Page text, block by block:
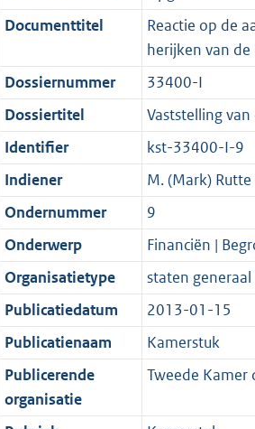
n
o
r
m
a
a
t
b
i
f
o
r
m
a
a
t
b
e
n
f
o
r
m
a
a
t
K
i
i
n
f
o
r
m
a
a
t
2
b
r
o
o
t
t
e
:
2
b
g
r
o
t
t
e
:
K
b
Documenttitel
Reactie op de
herijken van
Dossiernummer
33400-I
Dossiertitel
Vaststelling
Identifier
kst-33400-I-9
Indiener
M. (Mark) Rutte
Ondernummer
9
Onderwerp
Financiën |
Organisatietype
staten generaal
Publicatiedatum
2013-01-15
Publicatienaam
Kamerstuk
Publicerende
organisatie
Tweede Kamer